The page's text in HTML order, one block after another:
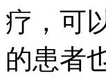
疗，可
的患者